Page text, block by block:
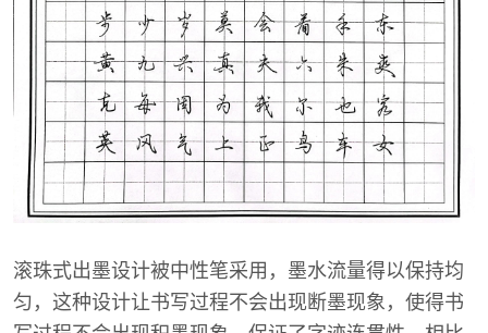
滚珠式出墨设计被中性笔采用，墨水流量得以保持均
匀，这种设计让书写过程不会出现断墨现象，使得书